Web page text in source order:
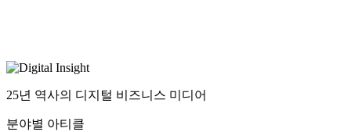
25년 역사의 디지털 비즈니스 미디어
분야별 아티클